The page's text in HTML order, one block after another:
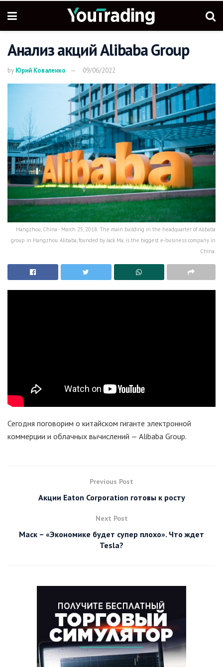
Анализ акций Alibaba Group
by Юрий Коваленко 09/06/2022
Hangzhou, China - March 25, 2018: The main building in the headquarter of Alibaba
group in Hangzhou. Alibaba, founded by Jack Ma, is the biggest e-business company in
China.
Сегодня поговорим о китайском гиганте электронной
коммерции и облачных вычислений — Alibaba Group.
Previous Post
Акции Eaton Corporation готовы к росту
Next Post
Маск – «Экономике будет супер плохо». Что ждет
Tesla?